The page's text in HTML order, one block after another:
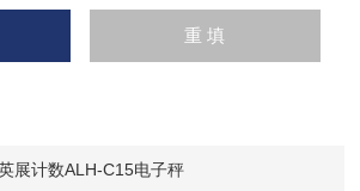
展计数ALH-C15电子秤